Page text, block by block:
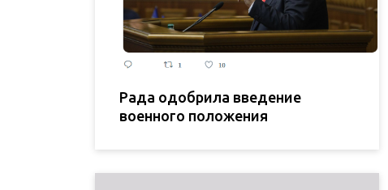
Рада одобрила введение
военного положения